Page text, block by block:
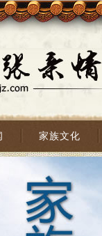
家族文化